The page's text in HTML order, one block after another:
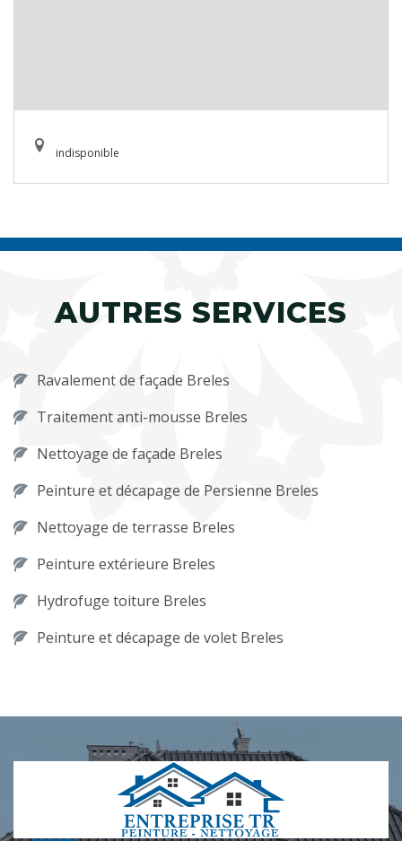
indisponible
AUTRES SERVICES
Ravalement de façade Breles
Traitement anti-mousse Breles
Nettoyage de façade Breles
Peinture et décapage de Persienne Breles
Nettoyage de terrasse Breles
Peinture extérieure Breles
Hydrofuge toiture Breles
Peinture et décapage de volet Breles